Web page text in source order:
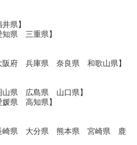
県】
県 三重県】
府 兵庫県 奈良県 和歌山県】
県 広島県 山口県】
県 高知県】
崎県 大分県 熊本県 宮崎県 鹿